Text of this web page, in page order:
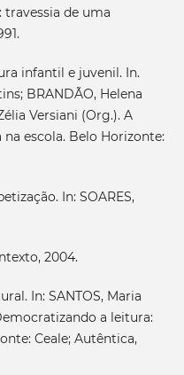
travessia de uma
infantil e juvenil. In.
BRANDÃO, Helena
Versiani (Org.). A
escola. Belo Horizonte:
In: SOARES,
2004.
In: SANTOS, Maria
a leitura:
Ceale; Autêntica,